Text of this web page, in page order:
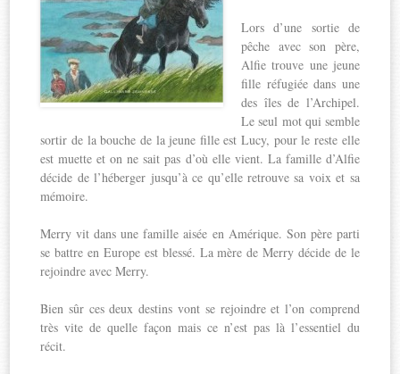
Lors d’une sortie de
pêche avec son père,
Alfie trouve une jeune
fille réfugiée dans une
des îles de l’Archipel.
Le seul mot qui semble
sortir de la bouche de la jeune fille est Lucy, pour le reste elle
est muette et on ne sait pas d’où elle vient. La famille d’Alfie
décide de l’héberger jusqu’à ce qu’elle retrouve sa voix et sa
mémoire.
Merry vit dans une famille aisée en Amérique. Son père parti
se battre en Europe est blessé. La mère de Merry décide de le
rejoindre avec Merry.
Bien sûr ces deux destins vont se rejoindre et l’on comprend
très vite de quelle façon mais ce n’est pas là l’essentiel du
récit.